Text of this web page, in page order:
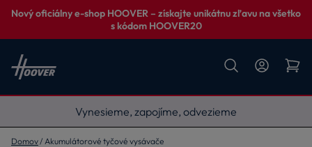
Nový oficiálny e-shop HOOVER – získajte unikátnu zľavu na všetko
s kódom HOOVER20
Vynesieme, zapojíme, odvezieme
Domov Akumulátorové tyčové vysávače